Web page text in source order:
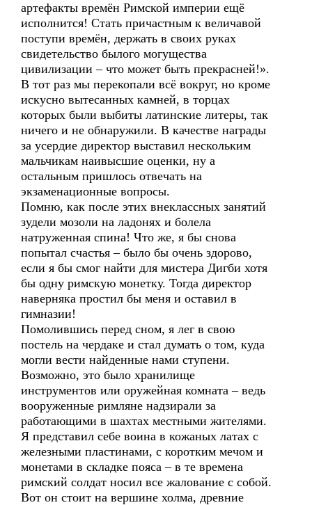
артефакты времён Римской империи ещё
исполнится! Стать причастным к величавой
поступи времён, держать в своих руках
свидетельство былого могущества
цивилизации – что может быть прекрасней!».
В тот раз мы перекопали всё вокруг, но кроме
искусно вытесанных камней, в торцах
которых были выбиты латинские литеры, так
ничего и не обнаружили. В качестве награды
за усердие директор выставил нескольким
мальчикам наивысшие оценки, ну а
остальным пришлось отвечать на
экзаменационные вопросы.
Помню, как после этих внеклассных занятий
зудели мозоли на ладонях и болела
натруженная спина! Что же, я бы снова
попытал счастья – было бы очень здорово,
если я бы смог найти для мистера Дигби хотя
бы одну римскую монетку. Тогда директор
наверняка простил бы меня и оставил в
гимназии!
Помолившись перед сном, я лег в свою
постель на чердаке и стал думать о том, куда
могли вести найденные нами ступени.
Возможно, это было хранилище
инструментов или оружейная комната – ведь
вооруженные римляне надзирали за
работающими в шахтах местными жителями.
Я представил себе воина в кожаных латах с
железными пластинами, с коротким мечом и
монетами в складке пояса – в те времена
римский солдат носил все жалование с собой.
Вот он стоит на вершине холма, древние